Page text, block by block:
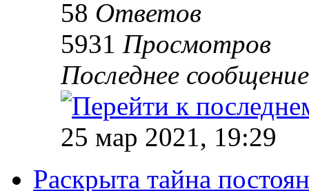
58 Ответов
5931 Просмотров
Последнее
25 мар 2021, 19:29
Раскрыта тайна